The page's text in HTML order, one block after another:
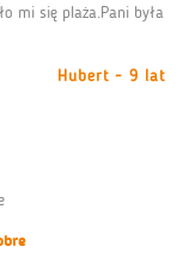
mi się plaża.Pani była
Hubert - 9 lat